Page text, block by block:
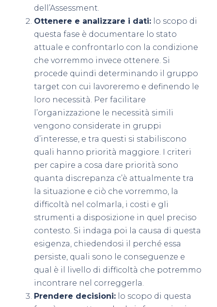
dell’Assessment.
Ottenere e analizzare i dati: lo scopo di
questa fase è documentare lo stato
attuale e confrontarlo con la condizione
che vorremmo invece ottenere. Si
procede quindi determinando il gruppo
target con cui lavoreremo e definendo le
loro necessità. Per facilitare
l’organizzazione le necessità simili
vengono considerate in gruppi
d’interesse, e tra questi si stabiliscono
quali hanno priorità maggiore. I criteri
per capire a cosa dare priorità sono
quanta discrepanza c’è attualmente tra
la situazione e ciò che vorremmo, la
difficoltà nel colmarla, i costi e gli
strumenti a disposizione in quel preciso
contesto. Si indaga poi la causa di questa
esigenza, chiedendosi il perché essa
persiste, quali sono le conseguenze e
qual è il livello di difficoltà che potremmo
incontrare nel correggerla.
Prendere decisioni: lo scopo di questa